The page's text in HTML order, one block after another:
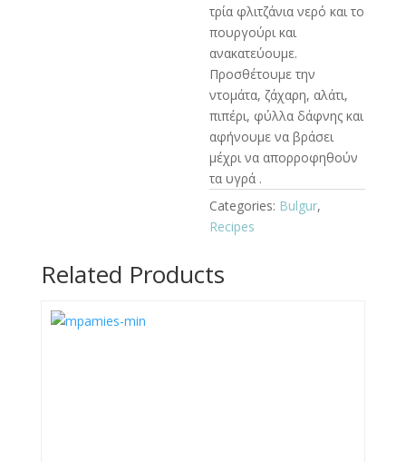
τρία φλιτζάνια νερό και το
πουργούρι και
ανακατεύουμε.
Προσθέτουμε την
ντομάτα, ζάχαρη, αλάτι,
πιπέρι, φύλλα δάφνης και
αφήνουμε να βράσει
μέχρι να απορροφηθούν
τα υγρά .
Categories: Bulgur,
Recipes
Related Products